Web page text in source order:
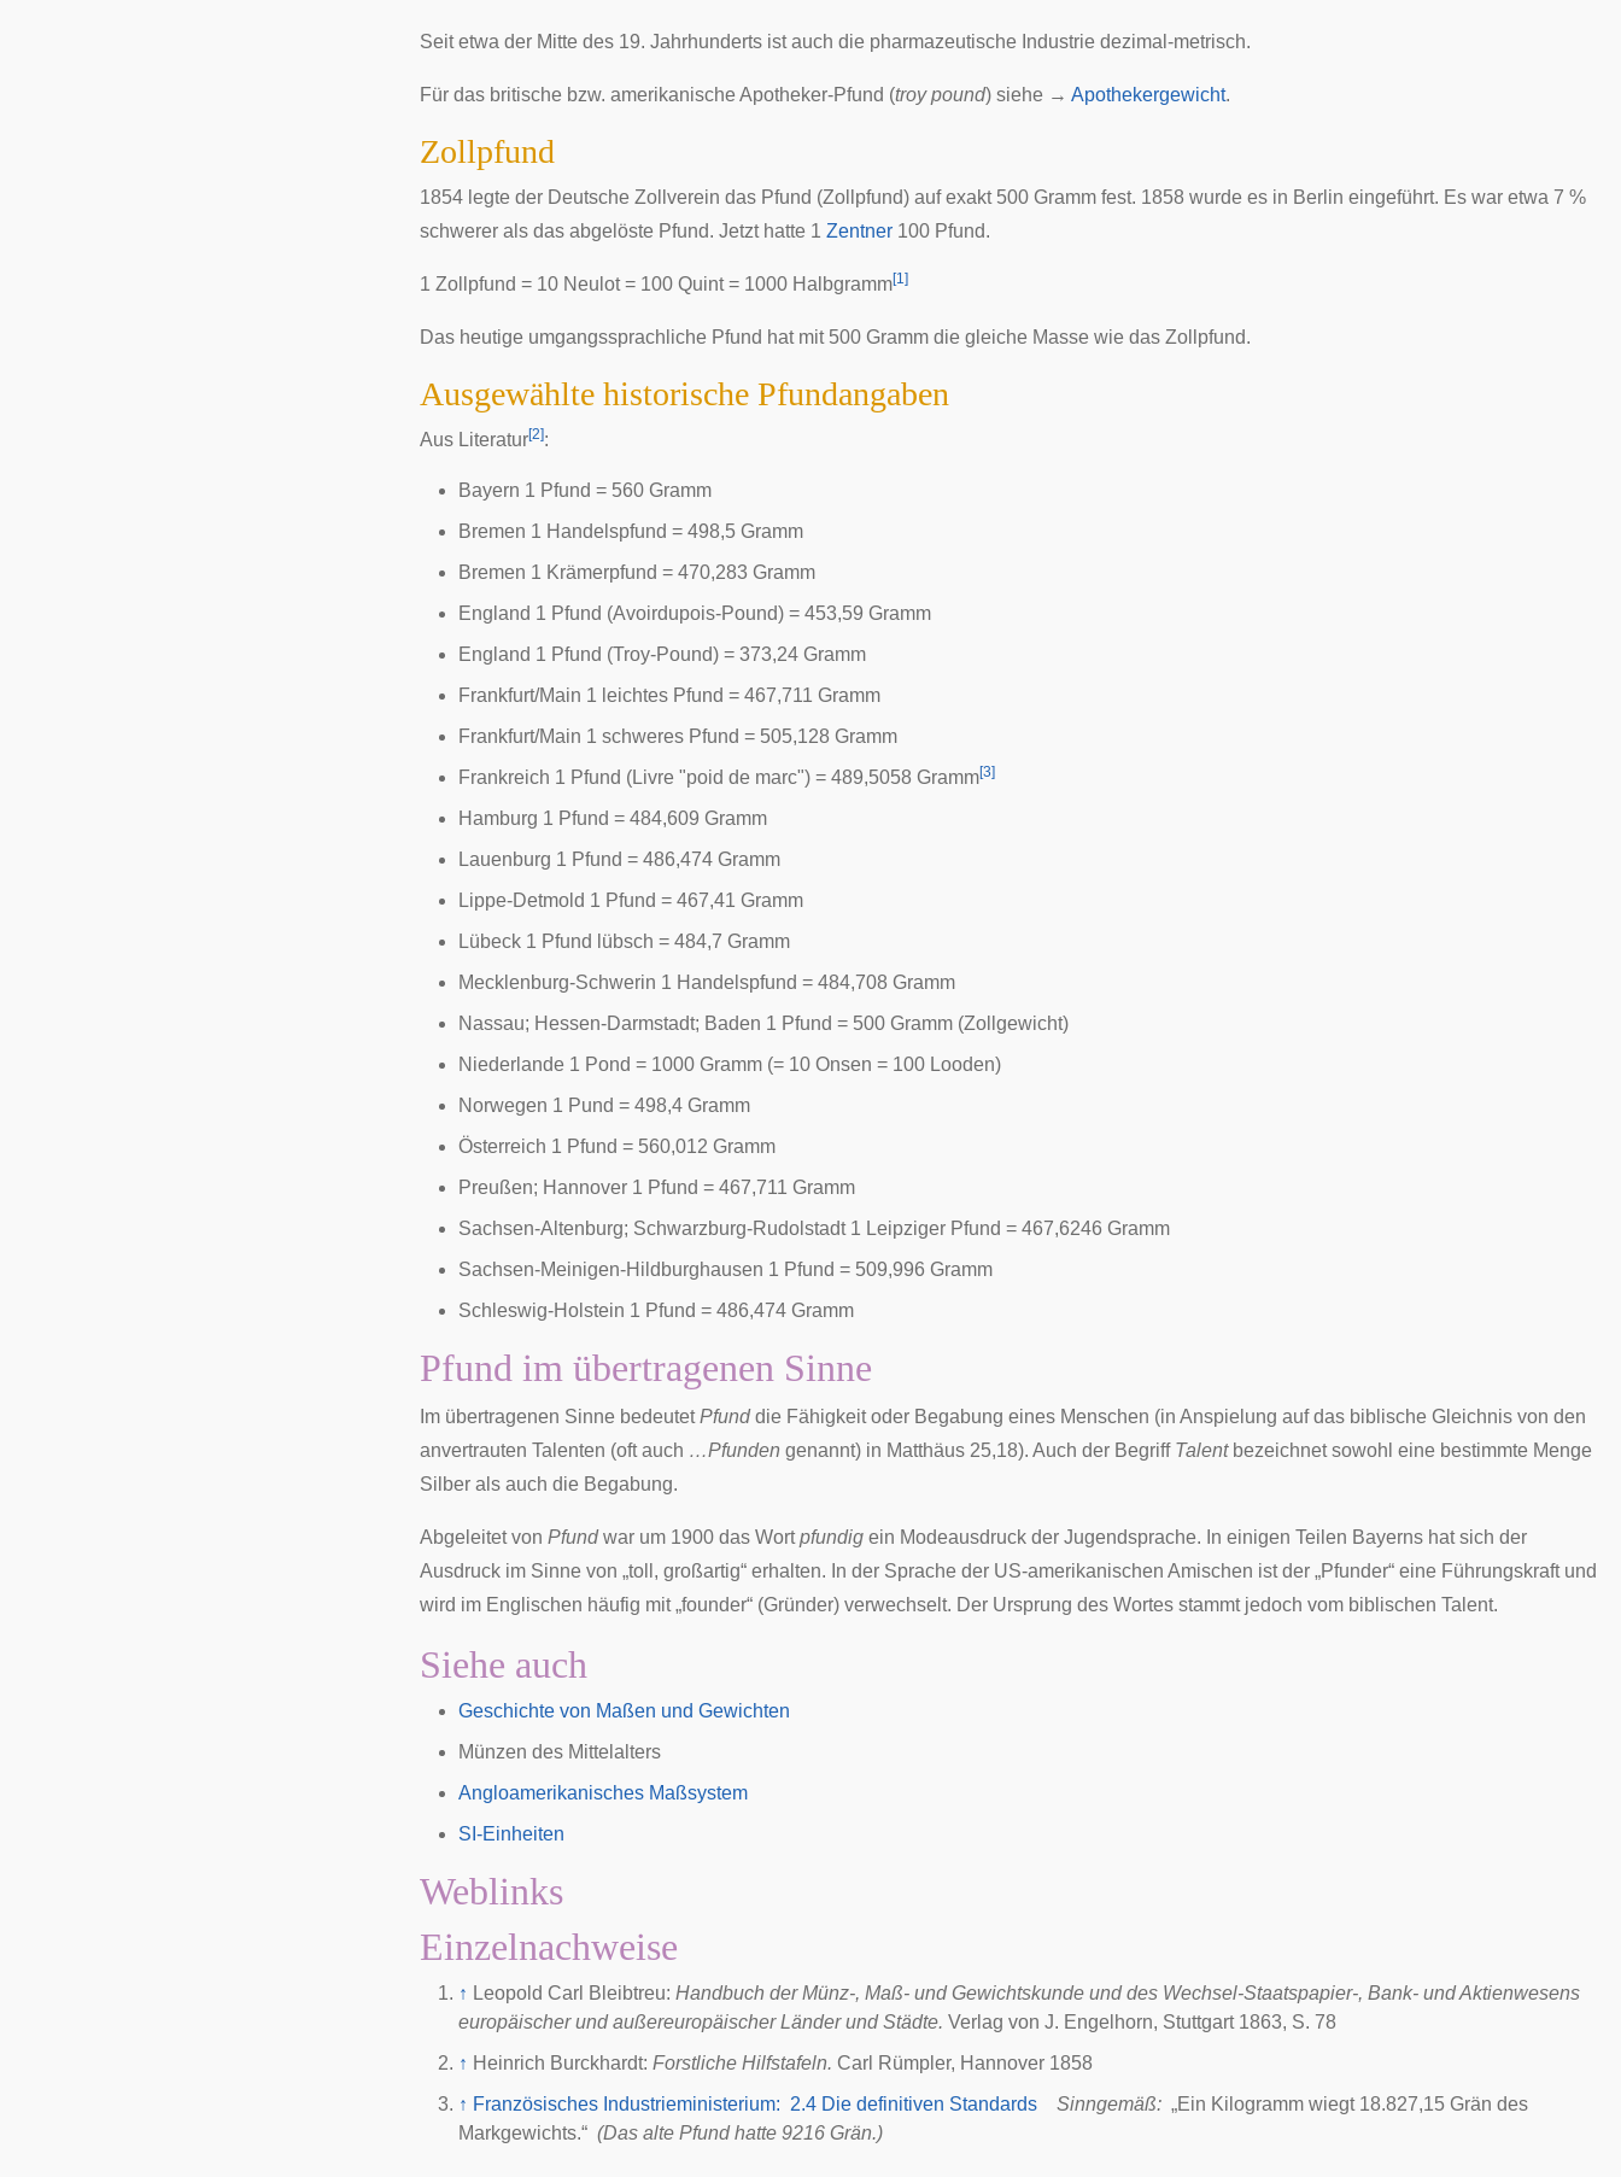
Seit etwa der Mitte des 19. Jahrhunderts ist auch die pharmazeutische Industrie dezimal-metrisch.
Für das britische bzw. amerikanische Apotheker-Pfund (troy pound) siehe → Apothekergewicht.
Zollpfund
1854 legte der Deutsche Zollverein das Pfund (Zollpfund) auf exakt 500 Gramm fest. 1858 wurde es in Berlin eingeführt. Es war etwa 7 %
schwerer als das abgelöste Pfund. Jetzt hatte 1 Zentner 100 Pfund.
1 Zollpfund = 10 Neulot = 100 Quint = 1000 Halbgramm[1]
Das heutige umgangssprachliche Pfund hat mit 500 Gramm die gleiche Masse wie das Zollpfund.
Ausgewählte historische Pfundangaben
Aus Literatur[2]:
Bayern 1 Pfund = 560 Gramm
Bremen 1 Handelspfund = 498,5 Gramm
Bremen 1 Krämerpfund = 470,283 Gramm
England 1 Pfund (Avoirdupois-Pound) = 453,59 Gramm
England 1 Pfund (Troy-Pound) = 373,24 Gramm
Frankfurt/Main 1 leichtes Pfund = 467,711 Gramm
Frankfurt/Main 1 schweres Pfund = 505,128 Gramm
Frankreich 1 Pfund (Livre "poid de marc") = 489,5058 Gramm[3]
Hamburg 1 Pfund = 484,609 Gramm
Lauenburg 1 Pfund = 486,474 Gramm
Lippe-Detmold 1 Pfund = 467,41 Gramm
Lübeck 1 Pfund lübsch = 484,7 Gramm
Mecklenburg-Schwerin 1 Handelspfund = 484,708 Gramm
Nassau; Hessen-Darmstadt; Baden 1 Pfund = 500 Gramm (Zollgewicht)
Niederlande 1 Pond = 1000 Gramm (= 10 Onsen = 100 Looden)
Norwegen 1 Pund = 498,4 Gramm
Österreich 1 Pfund = 560,012 Gramm
Preußen; Hannover 1 Pfund = 467,711 Gramm
Sachsen-Altenburg; Schwarzburg-Rudolstadt 1 Leipziger Pfund = 467,6246 Gramm
Sachsen-Meinigen-Hildburghausen 1 Pfund = 509,996 Gramm
Schleswig-Holstein 1 Pfund = 486,474 Gramm
Pfund im übertragenen Sinne
Im übertragenen Sinne bedeutetPfunddie Fähigkeit oder Begabung eines Menschen (in Anspielung auf das biblische Gleichnis von den
anvertrauten Talenten (oft auch …Pfunden genannt) in Matthäus 25,18). Auch der Begriff Talentbezeichnet sowohl eine bestimmte Menge
Silber als auch die Begabung.
Abgeleitet von Pfundwar um 1900 das Wortpfundig ein Modeausdruck der Jugendsprache. In einigen Teilen Bayerns hat sich der
Ausdruck im Sinne von „toll, großartig“ erhalten. In der Sprache der US-amerikanischen Amischen ist der „Pfunder“ eine Führungskraft und
wird im Englischen häufig mit „founder“ (Gründer) verwechselt. Der Ursprung des Wortes stammt jedoch vom biblischen Talent.
Siehe auch
Geschichte von Maßen und Gewichten
Münzen des Mittelalters
Angloamerikanisches Maßsystem
SI-Einheiten
Weblinks
Einzelnachweise
↑ Leopold Carl Bleibtreu: Handbuch der Münz-, Maß- und Gewichtskunde und des Wechsel-Staatspapier-, Bank- und Aktienwesens
europäischer und außereuropäischer Länder und Städte. Verlag von J. Engelhorn, Stuttgart 1863, S. 78
↑ Heinrich Burckhardt: Forstliche Hilfstafeln. Carl Rümpler, Hannover 1858
↑ Französisches Industrieministerium: 2.4 Die definitiven Standards Sinngemäß: „Ein Kilogramm wiegt 18.827,15 Grän des
Markgewichts.“ (Das alte Pfund hatte 9216 Grän.)